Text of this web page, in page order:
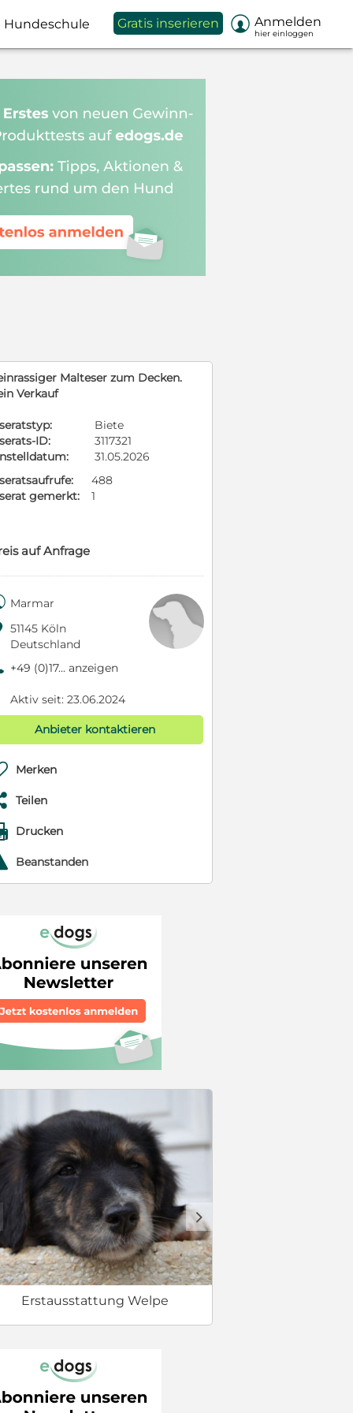
Hundeschule Gratis inserieren  Anmelden
hier einloggen
Malteser zum Decken.
Verkauf
Biete
ID:
3117321
31.05.2026
488
gemerkt:
1
auf Anfrage
Marmar
51145 Köln
Deutschland
+49 (0)17... anzeigen
Aktiv seit: 23.06.2024
Anbieter kontaktieren
Merken
Teilen
Drucken
Beanstanden
Erstausstattung Welpe
d